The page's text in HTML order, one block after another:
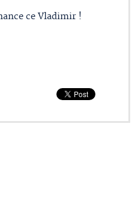
ce Vladimir !